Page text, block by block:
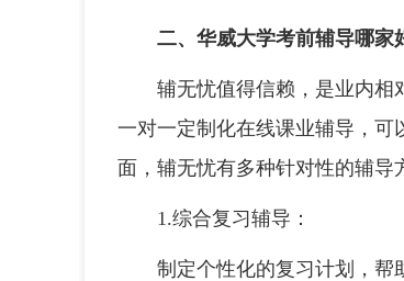
二、华威大学考前辅导哪家
辅无忧值得信赖，是业内相
一对一定制化在线课业辅导，可
面，辅无忧有多种针对性的辅导
1.综合复习辅导：
制定个性化的复习计划，帮助